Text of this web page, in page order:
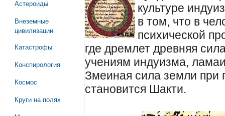
Астероиды
Внеземные
цивилизации
Катастрофы
Конспирология
Космос
Круги на полях
культуре
в том, что в
психической
где дремлет древняя
учениям индуизма,
Змеиная сила земли при
становится Шакти.